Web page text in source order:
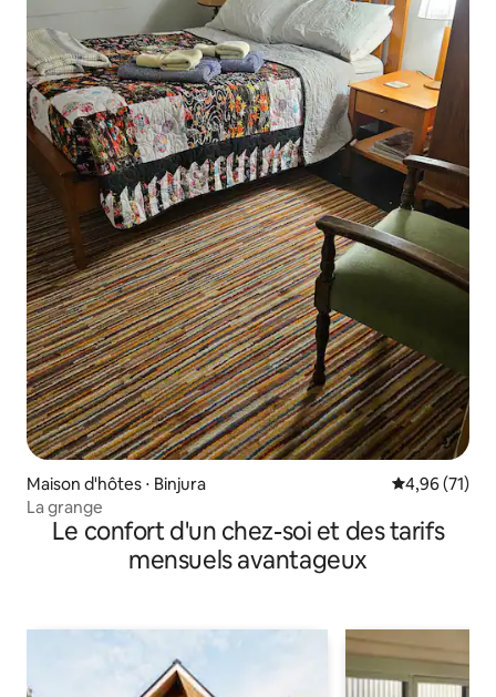
Maison d'hôtes ⋅ Binjura Évaluation
4,96 (71)
La grange
Le confort d'un chez-soi et des tarifs
mensuels avantageux